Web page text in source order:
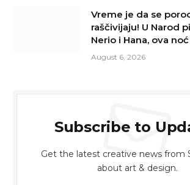
Vreme je da se
raščivijaju! U Narod
Nerio i Hana, ova noć
August 6, 2026
Subscribe to
Get the latest creative news from
about art & design.